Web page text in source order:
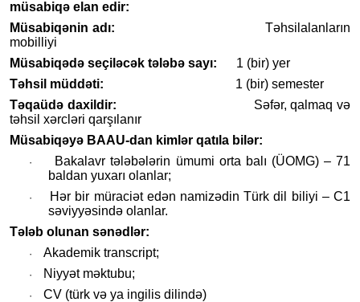
müsabiqə elan edir:
Müsabiqənin adı:
Təhsilalanların
mobilliyi
Müsabiqədə seçiləcək tələbə sayı:
1 (bir) yer
Təhsil müddəti:
1 (bir) semester
Təqaüdə daxildir:
Səfər, qalmaq və
təhsil xərcləri qarşılanır
Müsabiqəyə BAAU-dan kimlər qatıla bilər:
·
Bakalavr tələbələrin ümumi orta balı (ÜOMG) – 71
baldan yuxarı olanlar;
·
Hər bir müraciət edən namizədin Türk dil biliyi – C1
səviyyəsində olanlar.
Tələb olunan sənədlər:
· Akademik transcript;
· Niyyət məktubu;
· CV (türk və ya ingilis dilində)